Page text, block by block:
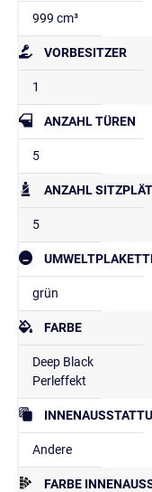
999 cm³
VORBESITZER
1
ANZAHL TÜREN
5
ANZAHL
5
grün
FARBE
Deep Black
Perleffekt
Andere
FARBE